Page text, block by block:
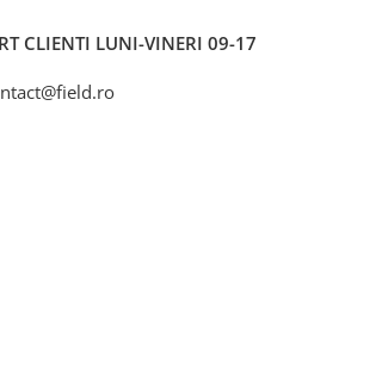
CLIENTI LUNI-VINERI 09-17